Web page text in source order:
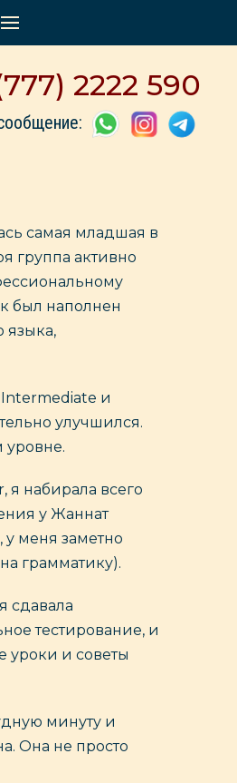
2222 590
самая младшая в
группа активно
был наполнен
языка,
и
улучшился.
уровне.
набирала всего
у Жаннат
меня заметно
грамматику).
сдавала
тестирование, и
уроки и советы
минуту и
Она не просто